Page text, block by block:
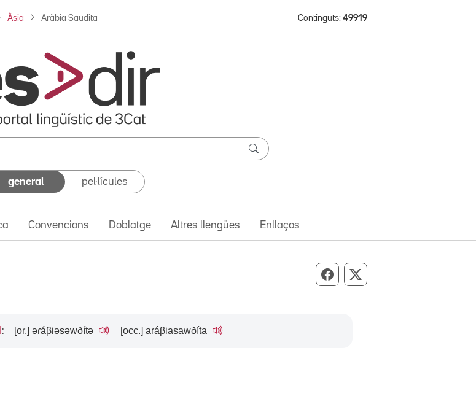
Àsia Aràbia Saudita Continguts: 49919
general pel·lícules
Convencions Doblatge Altres llengües Enllaços
Compartir per Facebook
Compartir per X
: [or.] əɾáβiəsəwðítə [occ.] aɾáβiasawðíta